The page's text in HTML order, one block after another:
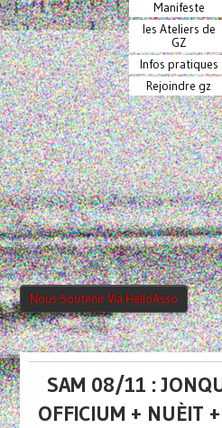
Manifeste
les Ateliers de
GZ
Infos pratiques
Rejoindre gz
Nous Soutenir Via HelloAsso
SAM 08/11 :
OFFICIUM + NUÈIT